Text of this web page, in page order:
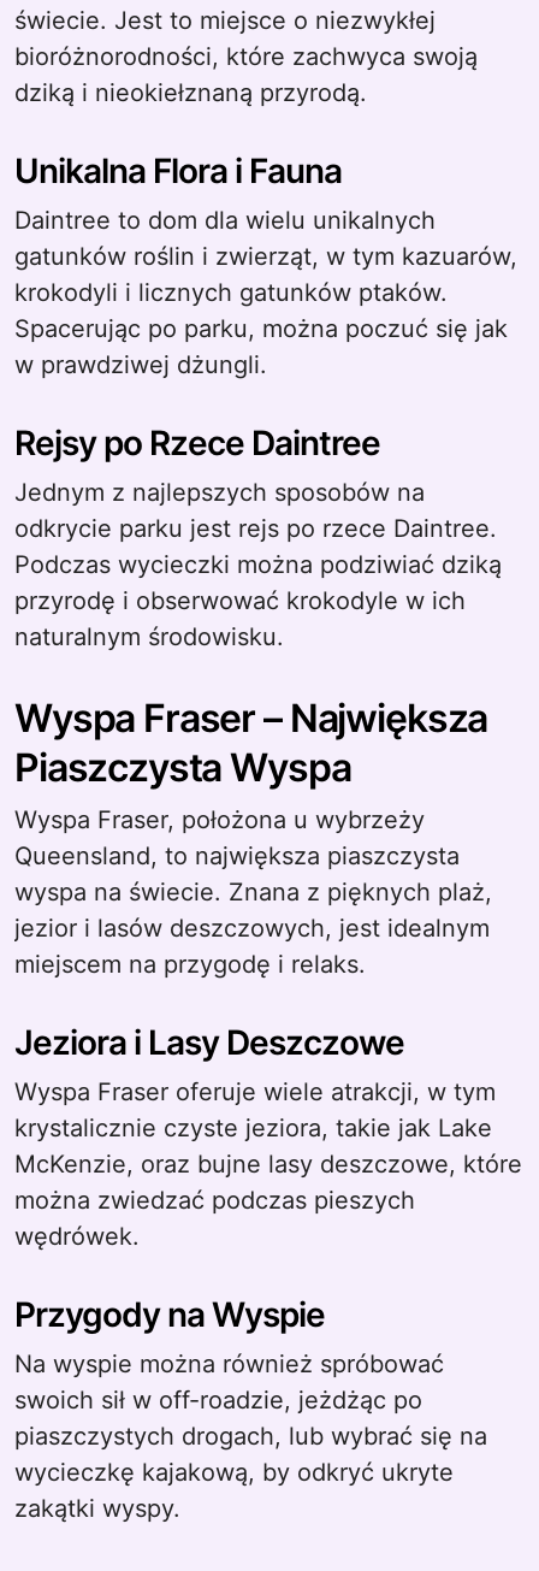
świecie. Jest to miejsce o niezwykłej
bioróżnorodności, które zachwyca swoją
dziką i nieokiełznaną przyrodą.
Unikalna Flora i Fauna
Daintree to dom dla wielu unikalnych
gatunków roślin i zwierząt, w tym kazuarów,
krokodyli i licznych gatunków ptaków.
Spacerując po parku, można poczuć się jak
w prawdziwej dżungli.
Rejsy po Rzece Daintree
Jednym z najlepszych sposobów na
odkrycie parku jest rejs po rzece Daintree.
Podczas wycieczki można podziwiać dziką
przyrodę i obserwować krokodyle w ich
naturalnym środowisku.
Wyspa Fraser – Największa
Piaszczysta Wyspa
Wyspa Fraser, położona u wybrzeży
Queensland, to największa piaszczysta
wyspa na świecie. Znana z pięknych plaż,
jezior i lasów deszczowych, jest idealnym
miejscem na przygodę i relaks.
Jeziora i Lasy Deszczowe
Wyspa Fraser oferuje wiele atrakcji, w tym
krystalicznie czyste jeziora, takie jak Lake
McKenzie, oraz bujne lasy deszczowe, które
można zwiedzać podczas pieszych
wędrówek.
Przygody na Wyspie
Na wyspie można również spróbować
swoich sił w off-roadzie, jeżdżąc po
piaszczystych drogach, lub wybrać się na
wycieczkę kajakową, by odkryć ukryte
zakątki wyspy.